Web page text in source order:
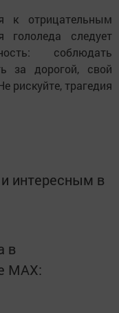
к отрицательным
следует
соблюдать
за дорогой, свой
рискуйте, трагедия
интересным в
в
MАХ: